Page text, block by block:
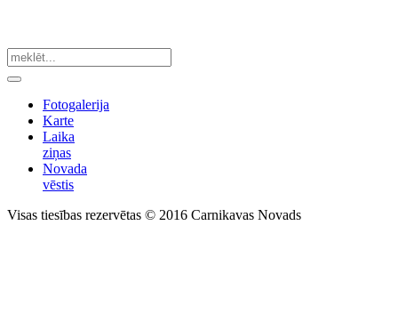
Fotogalerija
Karte
Laika
ziņas
Novada
vēstis
Visas tiesības rezervētas © 2016 Carnikavas Novads